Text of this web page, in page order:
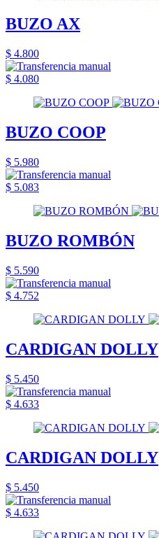
BUZO AX
$ 4.800
$ 4.080
BUZO COOP
$ 5.980
$ 5.083
BUZO ROMBÓN
$ 5.590
$ 4.752
CARDIGAN DOLLY
$ 5.450
$ 4.633
CARDIGAN DOLLY
$ 5.450
$ 4.633